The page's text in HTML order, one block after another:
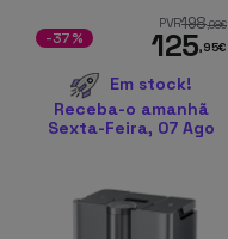
PVR198,98€
125,95€
-37%
Em stock!
Receba-o amanhã
Sexta-Feira, 07 Ago